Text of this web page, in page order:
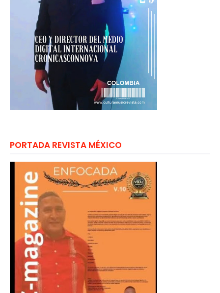
PORTADA REVISTA MÉXICO